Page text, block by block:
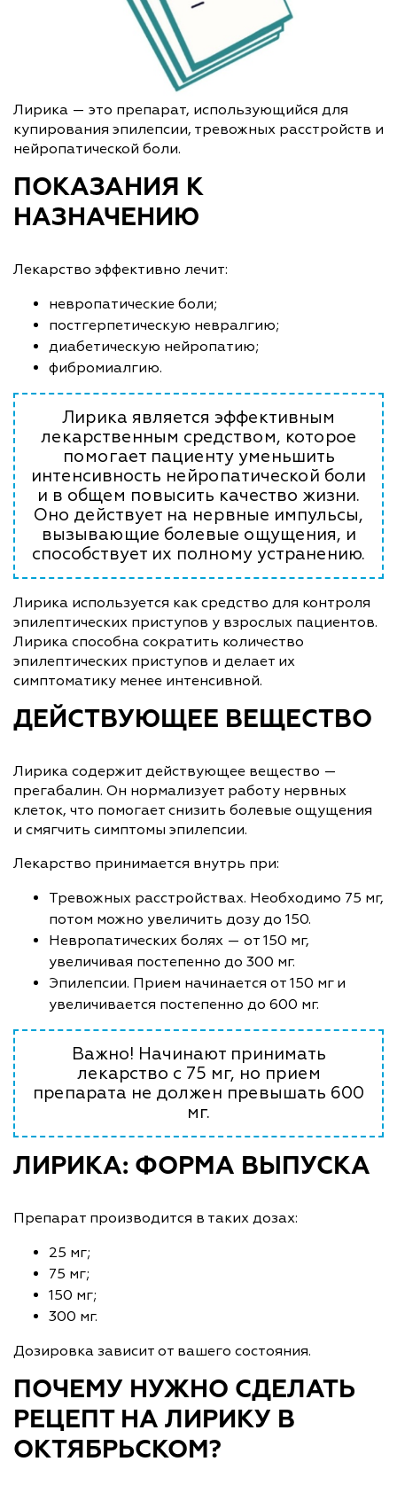
Лирика — это препарат, использующийся для
купирования эпилепсии, тревожных расстройств и
нейропатической боли.
ПОКАЗАНИЯ К
НАЗНАЧЕНИЮ
Лекарство эффективно лечит:
невропатические боли;
постгерпетическую невралгию;
диабетическую нейропатию;
фибромиалгию.
Лирика является эффективным
лекарственным средством, которое
помогает пациенту уменьшить
интенсивность нейропатической боли
и в общем повысить качество жизни.
Оно действует на нервные импульсы,
вызывающие болевые ощущения, и
способствует их полному устранению.
Лирика используется как средство для контроля
эпилептических приступов у взрослых пациентов.
Лирика способна сократить количество
эпилептических приступов и делает их
симптоматику менее интенсивной.
ДЕЙСТВУЮЩЕЕ ВЕЩЕСТВО
Лирика содержит действующее вещество —
прегабалин. Он нормализует работу нервных
клеток, что помогает снизить болевые ощущения
и смягчить симптомы эпилепсии.
Лекарство принимается внутрь при:
Тревожных расстройствах. Необходимо 75 мг,
потом можно увеличить дозу до 150.
Невропатических болях — от 150 мг,
увеличивая постепенно до 300 мг.
Эпилепсии. Прием начинается от 150 мг и
увеличивается постепенно до 600 мг.
Важно! Начинают принимать
лекарство с 75 мг, но прием
препарата не должен превышать 600
мг.
ЛИРИКА: ФОРМА ВЫПУСКА
Препарат производится в таких дозах:
25 мг;
75 мг;
150 мг;
300 мг.
Дозировка зависит от вашего состояния.
ПОЧЕМУ НУЖНО СДЕЛАТЬ
РЕЦЕПТ НА ЛИРИКУ В
ОКТЯБРЬСКОМ?